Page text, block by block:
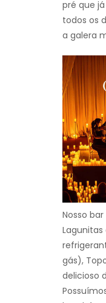
pré que
todos os
a galera
Nosso
Lagunitas
gás),
delicioso